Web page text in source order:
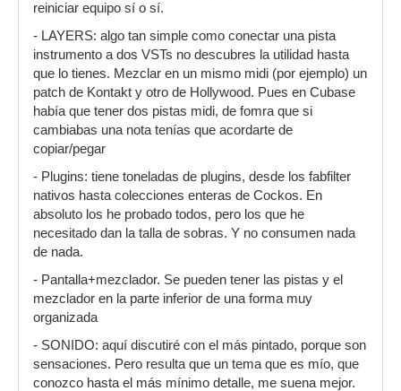
reiniciar equipo sí o sí.
- LAYERS: algo tan simple como conectar una pista
instrumento a dos VSTs no descubres la utilidad hasta
que lo tienes. Mezclar en un mismo midi (por ejemplo) un
patch de Kontakt y otro de Hollywood. Pues en Cubase
había que tener dos pistas midi, de fomra que si
cambiabas una nota tenías que acordarte de
copiar/pegar
- Plugins: tiene toneladas de plugins, desde los fabfilter
nativos hasta colecciones enteras de Cockos. En
absoluto los he probado todos, pero los que he
necesitado dan la talla de sobras. Y no consumen nada
de nada.
- Pantalla+mezclador. Se pueden tener las pistas y el
mezclador en la parte inferior de una forma muy
organizada
- SONIDO: aquí discutiré con el más pintado, porque son
sensaciones. Pero resulta que un tema que es mío, que
conozco hasta el más mínimo detalle, me suena mejor.